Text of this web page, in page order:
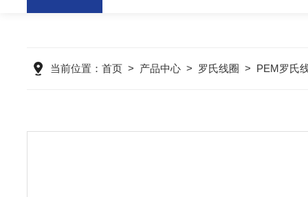
当前位置： 首页 > 产品中心 > 罗氏线圈 > PEM罗氏